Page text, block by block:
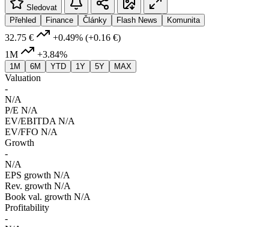
Sledovat
Přehled
Finance Články Flash News Komunita
32.75 € +0.49% (+0.16 €)
1M
+3.84%
1M 6M YTD 1Y 5Y MAX
Valuation
-
N/A
P/E N/A
EV/EBITDA N/A
EV/FFO N/A
Growth
-
N/A
EPS growth N/A
Rev. growth N/A
Book val. growth N/A
Profitability
-